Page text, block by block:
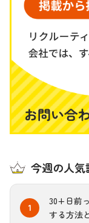
今週の人
30+日前
する方法